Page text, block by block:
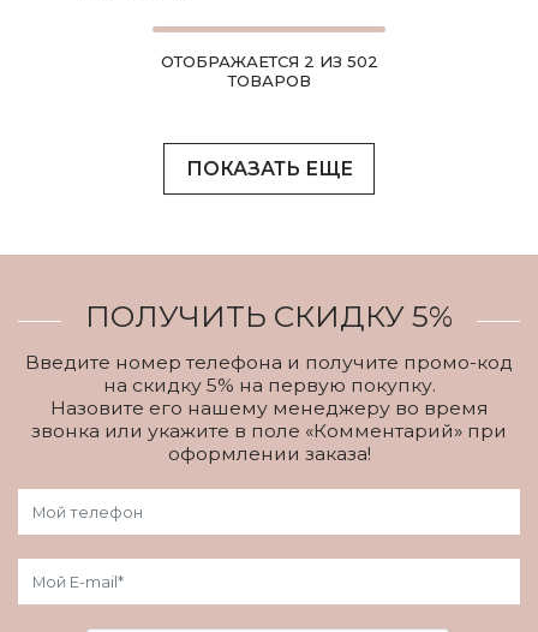
ОТОБРАЖАЕТСЯ 2 ИЗ 502
ТОВАРОВ
ПОКАЗАТЬ ЕЩЕ
ПОЛУЧИТЬ СКИДКУ 5%
Введите номер телефона и получите промо-код
на скидку 5% на первую покупку.
Назовите его нашему менеджеру во время
звонка или укажите в поле «Комментарий» при
оформлении заказа!